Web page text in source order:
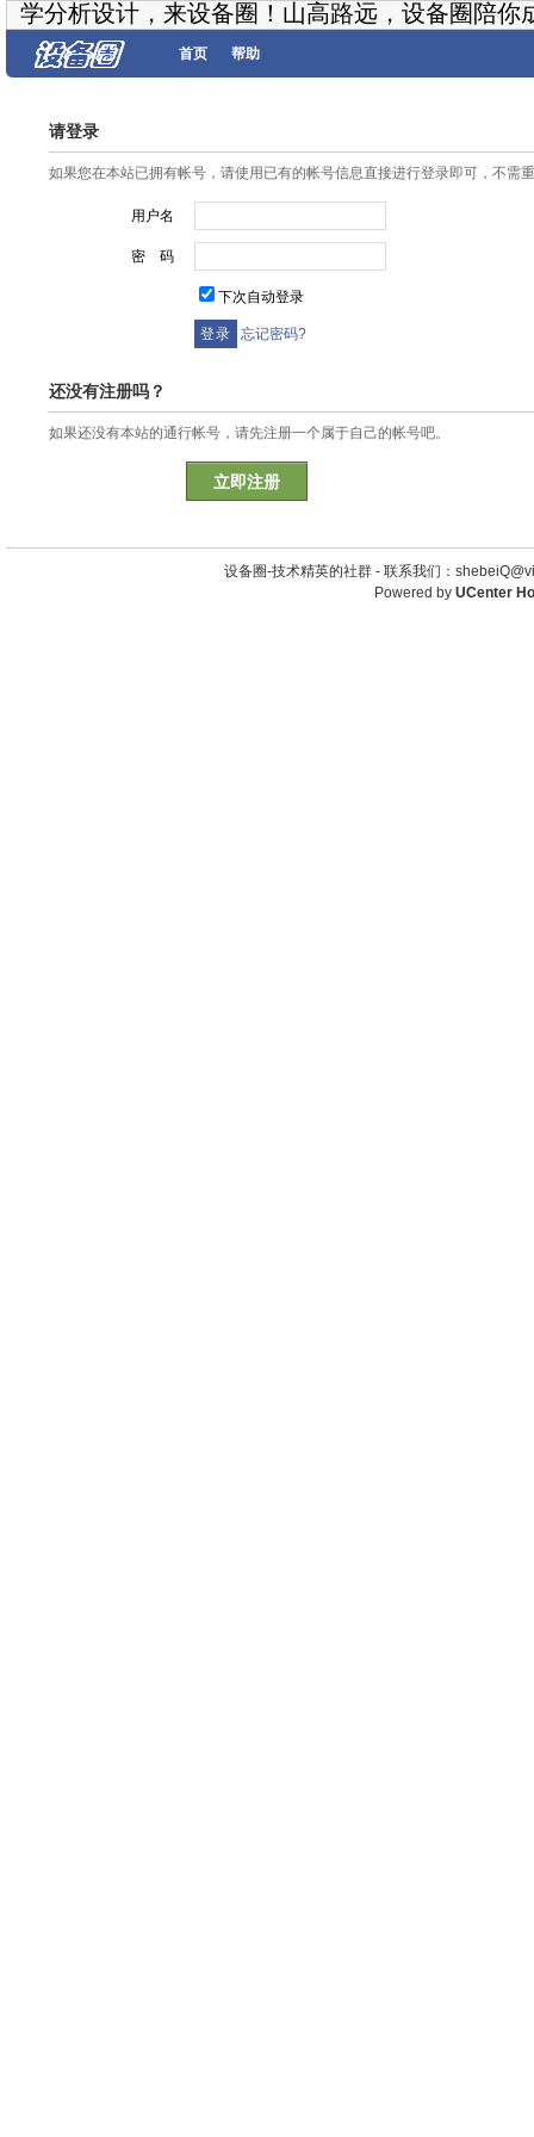
学分析设计，来设备圈！山高路远，设备圈陪你
首页 帮助
请登录
如果您在本站已拥有帐号，请使用已有的帐号信息直接进行登录即可，不需
用户名
密 码
下次自动登录
忘记密码?
还没有注册吗？
如果还没有本站的通行帐号，请先注册一个属于自己的帐号吧。
立即注册
设备圈-技术精英的社群 - 联系我们：
Powered by UCenter